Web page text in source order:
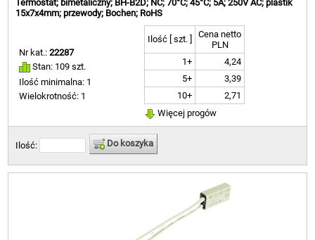
Termostat; bimetaliczny; BH-B2D; NC; 70°C; 45°C; 5A; 250V AC; plastik
15x7x4mm; przewody; Bochen; RoHS
Nr kat.:22287
Stan: 109 szt.
Ilość minimalna: 1
Wielokrotność: 1
Ilość [ szt. ]
Cena netto
PLN
1+
4,24
5+
3,39
10+
2,71
Więcej progów
Ilość: Do koszyka